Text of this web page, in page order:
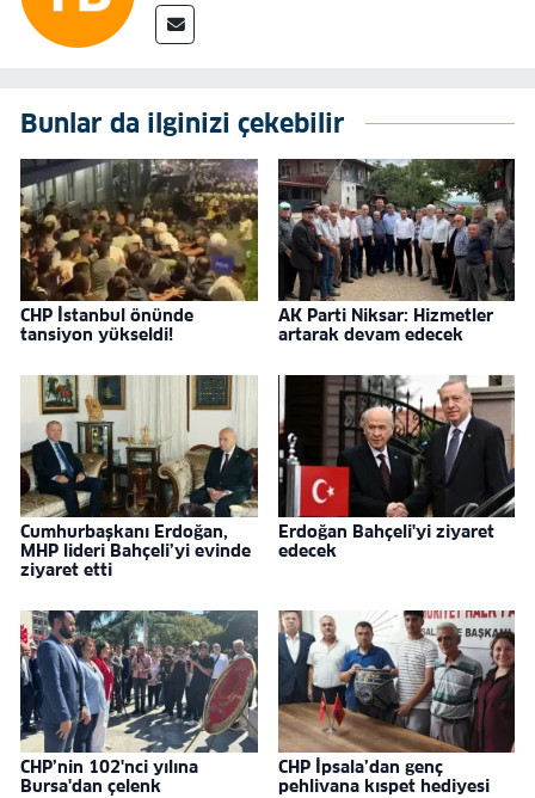
Bunlar da ilginizi çekebilir
CHP İstanbul önünde
tansiyon yükseldi!
AK Parti Niksar: Hizmetler
artarak devam edecek
Cumhurbaşkanı Erdoğan,
MHP lideri Bahçeli’yi evinde
ziyaret etti
Erdoğan Bahçeli'yi ziyaret
edecek
CHP’nin 102'nci yılına
Bursa'dan çelenk
CHP İpsala’dan genç
pehlivana kıspet hediyesi